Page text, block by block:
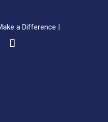
a Difference |